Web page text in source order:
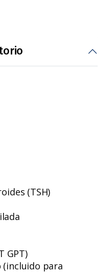
(TSH)
GPT)
para